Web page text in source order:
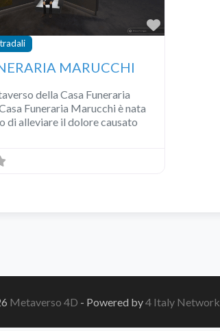
Preferito
MARUCCHI
della Casa Funeraria
Funeraria Marucchi è nata
di alleviare il dolore causato
Metaverso 4D - Powered by4 Italy Network